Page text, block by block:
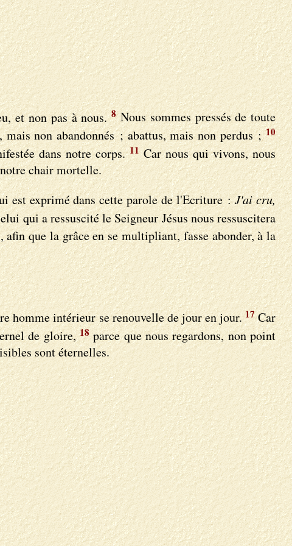
et non pas à nous.8Nous sommes pressés de toute
mais non abandonnés ; abattus, mais non perdus ;10
dans notre corps.11Car nous qui vivons, nous
notre chair mortelle.
est exprimé dans cette parole de l'Ecriture :J'ai cru,
qui a ressuscité le Seigneur Jésus nous ressuscitera
que la grâce en se multipliant, fasse abonder, à la
homme intérieur se renouvelle de jour en jour.17Car
de gloire,18parce que nous regardons, non point
sont éternelles.